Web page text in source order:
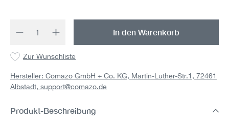
Produkt Anzahl: Gib den gewünschten
In den Warenkorb
Zur Wunschliste
Hersteller: Comazo GmbH + Co. KG, Martin-Luther-Str.1, 72461
Albstadt, support@comazo.de
Produkt-Beschreibung